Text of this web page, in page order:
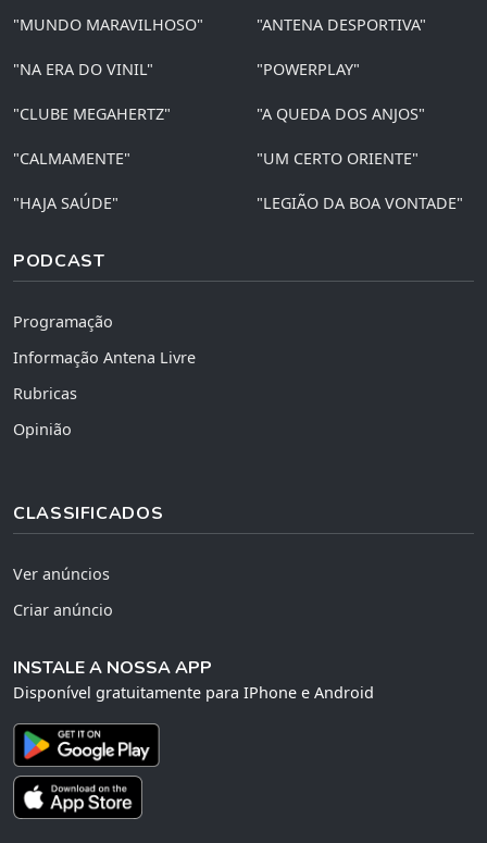
"MUNDO MARAVILHOSO" "ANTENA DESPORTIVA"
"NA ERA DO VINIL" "POWERPLAY"
"CLUBE MEGAHERTZ" "A QUEDA DOS ANJOS"
"CALMAMENTE" "UM CERTO ORIENTE"
"HAJA SAÚDE" "LEGIÃO DA BOA VONTADE"
PODCAST
Programação
Informação Antena Livre
Rubricas
Opinião
CLASSIFICADOS
Ver anúncios
Criar anúncio
INSTALE A NOSSA APP
Disponível gratuitamente para IPhone e Android